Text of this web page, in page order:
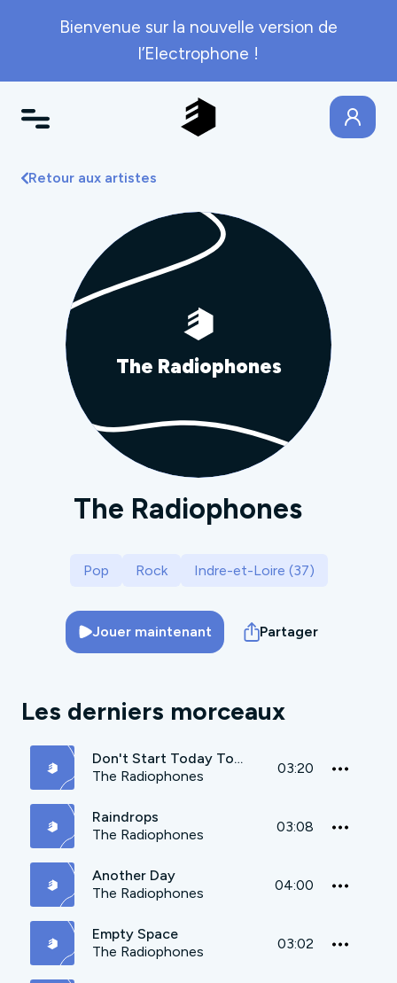
Bienvenue sur la nouvelle version de
l’Electrophone !
Retour aux artistes
The Radiophones
The Radiophones
Pop Rock Indre-et-Loire (37)
Jouer maintenant Partager
Les derniers morceaux
Don't Start Today Tomorrow
The Radiophones
03:20
Raindrops
The Radiophones
03:08
Another Day
The Radiophones
04:00
Empty Space
The Radiophones
03:02